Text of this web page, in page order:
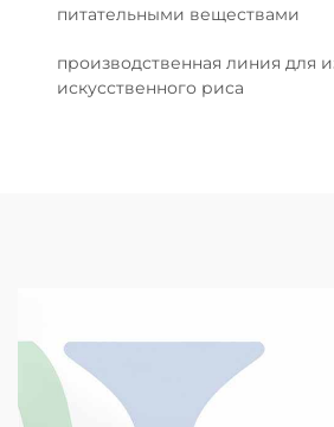
питательными веществами
производственная линия для
искусственного риса